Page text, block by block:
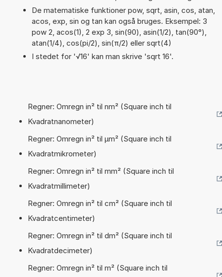
De matematiske funktioner pow, sqrt, asin, cos, atan,
acos, exp, sin og tan kan også bruges. Eksempel: 3
pow 2, acos(1), 2 exp 3, sin(90), asin(1/2), tan(90°),
atan(1/4), cos(pi/2), sin(π/2) eller sqrt(4)
I stedet for '√16' kan man skrive 'sqrt 16'.
Regner: Omregn in² til nm² (Square inch til
Kvadratnanometer)
Regner: Omregn in² til µm² (Square inch til
Kvadratmikrometer)
Regner: Omregn in² til mm² (Square inch til
Kvadratmillimeter)
Regner: Omregn in² til cm² (Square inch til
Kvadratcentimeter)
Regner: Omregn in² til dm² (Square inch til
Kvadratdecimeter)
Regner: Omregn in² til m² (Square inch til